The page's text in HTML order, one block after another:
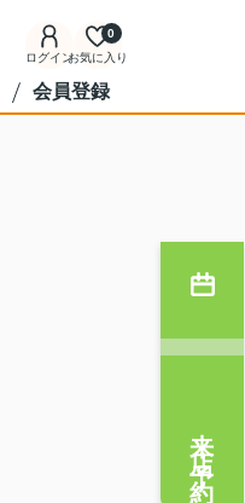
ログインお気に入り
0
会員登録
来店予約